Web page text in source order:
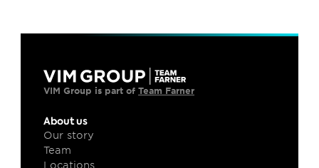
VIM Group is part of Team Farner
About us
Our story
Team
Locations